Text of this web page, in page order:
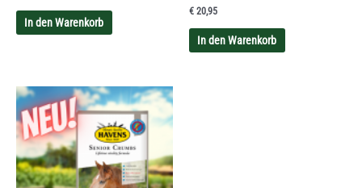
In den Warenkorb
€ 20,95
In den Warenkorb